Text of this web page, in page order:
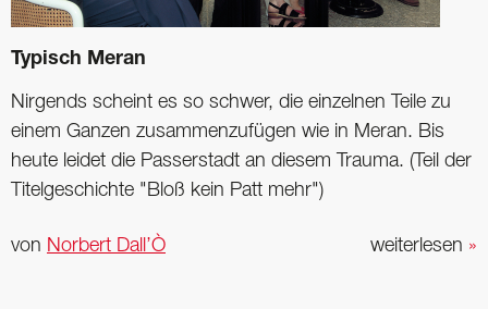
Typisch Meran
Nirgends scheint es so schwer, die einzelnen Teile zu
einem Ganzen zusammenzufügen wie in Meran. Bis
heute leidet die Passerstadt an diesem Trauma. (Teil der
Titelgeschichte "Bloß kein Patt mehr")
weiterlesen »
von Norbert Dall’Ò